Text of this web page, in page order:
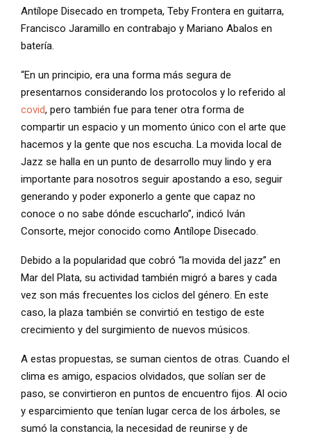
Antílope Disecado en trompeta, Teby Frontera en guitarra,
Francisco Jaramillo en contrabajo y Mariano Abalos en
batería.
“En un principio, era una forma más segura de
presentarnos considerando los protocolos y lo referido al
covid, pero también fue para tener otra forma de
compartir un espacio y un momento único con el arte que
hacemos y la gente que nos escucha. La movida local de
Jazz se halla en un punto de desarrollo muy lindo y era
importante para nosotros seguir apostando a eso, seguir
generando y poder exponerlo a gente que capaz no
conoce o no sabe dónde escucharlo”, indicó Iván
Consorte, mejor conocido como Antílope Disecado.
Debido a la popularidad que cobró “la movida del jazz” en
Mar del Plata, su actividad también migró a bares y cada
vez son más frecuentes los ciclos del género. En este
caso, la plaza también se convirtió en testigo de este
crecimiento y del surgimiento de nuevos músicos.
A estas propuestas, se suman cientos de otras. Cuando el
clima es amigo, espacios olvidados, que solían ser de
paso, se convirtieron en puntos de encuentro fijos. Al ocio
y esparcimiento que tenían lugar cerca de los árboles, se
sumó la constancia, la necesidad de reunirse y de